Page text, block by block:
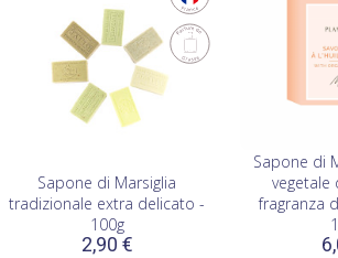
Sapone di Marsiglia
tradizionale extra delicato -
100g
2,90 €
Sapone di
vegetale
fragranza